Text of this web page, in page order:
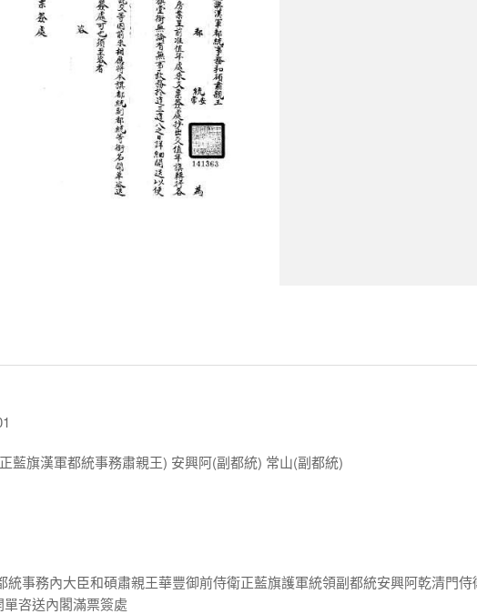
藍旗漢軍都統事務肅親王) 安興阿(副都統) 常山(副都統)
統事務內大臣和碩肅親王華豐御前侍衛正藍旗護軍統領副都統安興阿乾清門侍
咨送內閣滿票簽處